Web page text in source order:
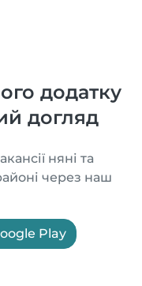
додатку
догляд
няні та
через наш
Play